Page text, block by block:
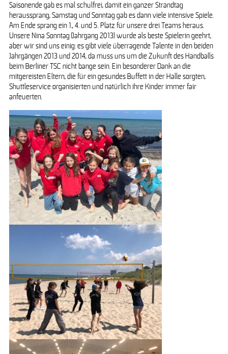
Saisonende gab es mal schulfrei, damit ein ganzer Strandtag
heraussprang, Samstag und Sonntag gab es dann viele intensive Spiele.
Am Ende sprang ein 1., 4. und 5. Platz für unsere drei Teams heraus.
Unsere Nina Sonntag (Jahrgang 2013) wurde als beste Spielerin geehrt,
aber wir sind uns einig: es gibt viele überragende Talente in den beiden
Jahrgängen 2013 und 2014, da muss uns um die Zukunft des Handballs
beim Berliner TSC nicht bange sein. Ein besonderer Dank an die
mitgereisten Eltern, die für ein gesundes Buffett in der Halle sorgten,
Shuttleservice organisierten und natürlich ihre Kinder immer fair
anfeuerten.